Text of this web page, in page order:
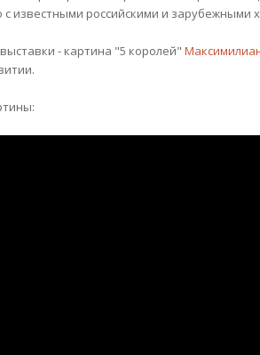
с известными российскими и зарубежными
- картина "5 королей"